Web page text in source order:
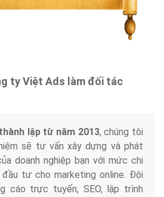
ty Việt Ads làm đối tác
lập từ năm 2013, chúng tôi
sẽ tư vấn xây dựng và phát
doanh nghiệp bạn với mức chi
tư cho marketing online. Đội
cáo trực tuyến, SEO, lập trình